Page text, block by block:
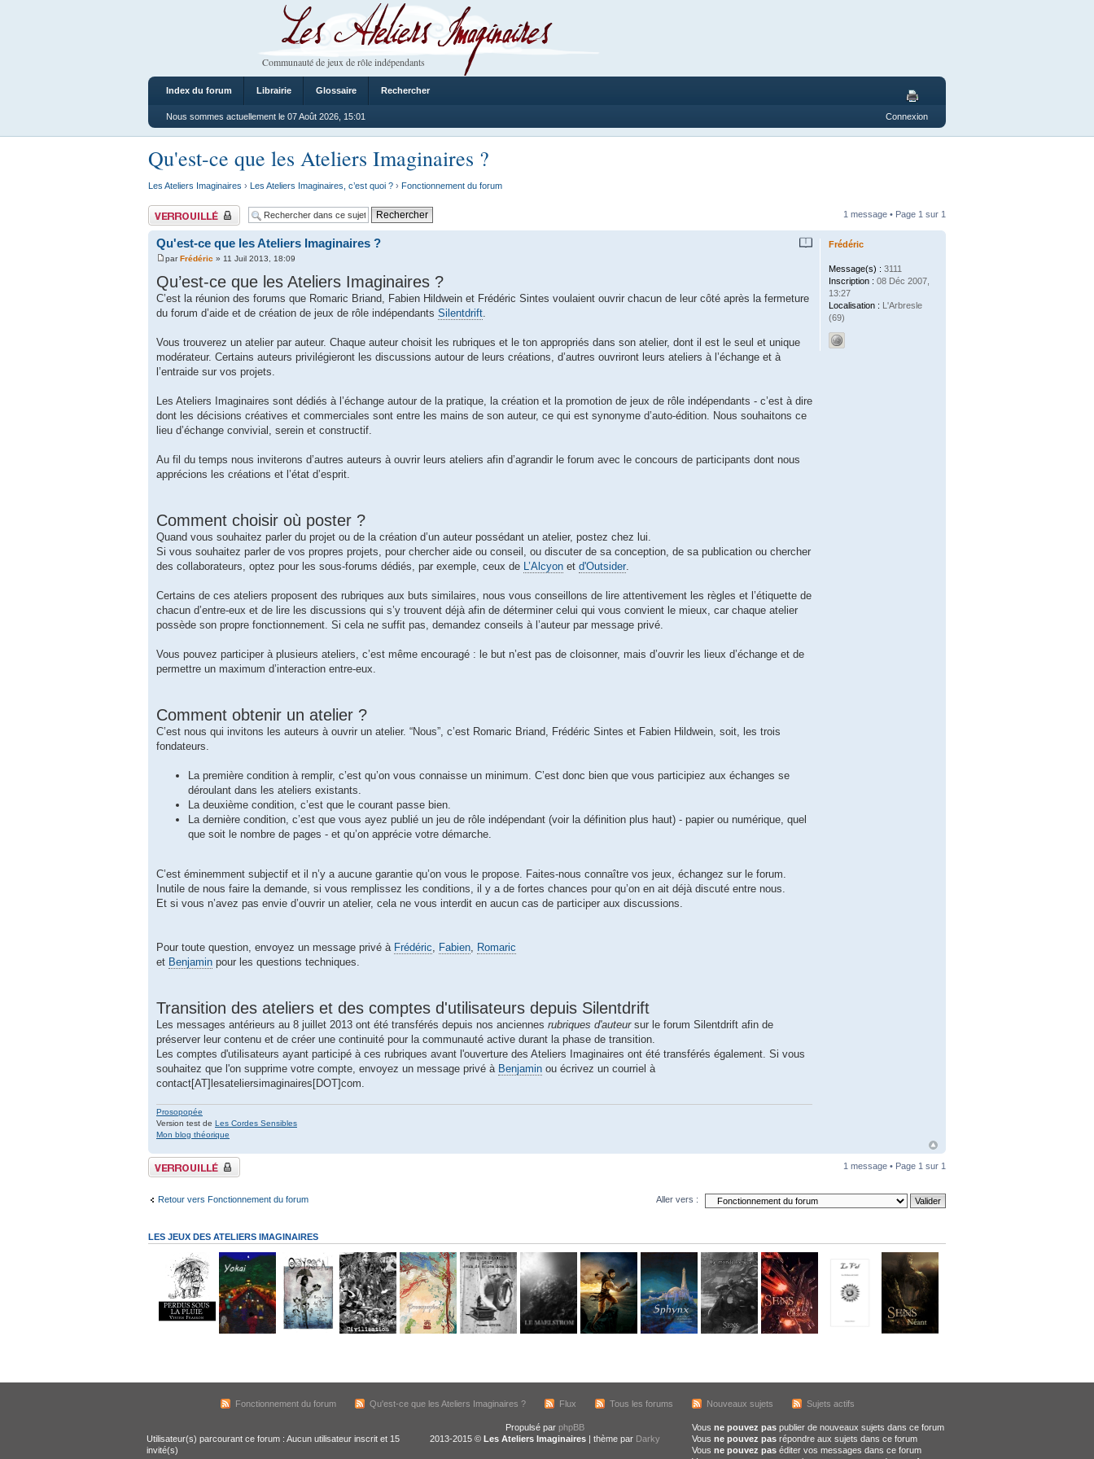
Les Ateliers Imaginaires
Communauté de jeux de rôle indépendants
Index du forum Librairie Glossaire Rechercher
Nous sommes actuellement le 07 Août 2026, 15:01 Connexion
Qu'est-ce que les Ateliers Imaginaires ?
Les Ateliers Imaginaires › Les Ateliers Imaginaires, c’est quoi ? › Fonctionnement du forum
Sujet verrouillé 1 message • Page 1 sur 1
Qu'est-ce que les Ateliers Imaginaires ?
parFrédéric » 11 Juil 2013, 18:09
Qu’est-ce que les Ateliers Imaginaires ?
C’est la réunion des forums que Romaric Briand, Fabien Hildwein et Frédéric Sintes voulaient ouvrir chacun de leur côté après la fermeture
du forum d’aide et de création de jeux de rôle indépendants Silentdrift.
Vous trouverez un atelier par auteur. Chaque auteur choisit les rubriques et le ton appropriés dans son atelier, dont il est le seul et unique
modérateur. Certains auteurs privilégieront les discussions autour de leurs créations, d’autres ouvriront leurs ateliers à l’échange et à
l’entraide sur vos projets.
Les Ateliers Imaginaires sont dédiés à l’échange autour de la pratique, la création et la promotion de jeux de rôle indépendants - c’est à dire
dont les décisions créatives et commerciales sont entre les mains de son auteur, ce qui est synonyme d’auto-édition. Nous souhaitons ce
lieu d’échange convivial, serein et constructif.
Au fil du temps nous inviterons d’autres auteurs à ouvrir leurs ateliers afin d’agrandir le forum avec le concours de participants dont nous
apprécions les créations et l’état d’esprit.
Comment choisir où poster ?
Quand vous souhaitez parler du projet ou de la création d’un auteur possédant un atelier, postez chez lui.
Si vous souhaitez parler de vos propres projets, pour chercher aide ou conseil, ou discuter de sa conception, de sa publication ou chercher
des collaborateurs, optez pour les sous-forums dédiés, par exemple, ceux de L’Alcyon et d'Outsider.
Certains de ces ateliers proposent des rubriques aux buts similaires, nous vous conseillons de lire attentivement les règles et l’étiquette de
chacun d’entre-eux et de lire les discussions qui s’y trouvent déjà afin de déterminer celui qui vous convient le mieux, car chaque atelier
possède son propre fonctionnement. Si cela ne suffit pas, demandez conseils à l’auteur par message privé.
Vous pouvez participer à plusieurs ateliers, c’est même encouragé : le but n’est pas de cloisonner, mais d’ouvrir les lieux d’échange et de
permettre un maximum d’interaction entre-eux.
Comment obtenir un atelier ?
C’est nous qui invitons les auteurs à ouvrir un atelier. “Nous”, c’est Romaric Briand, Frédéric Sintes et Fabien Hildwein, soit, les trois
fondateurs.
La première condition à remplir, c’est qu’on vous connaisse un minimum. C’est donc bien que vous participiez aux échanges se
déroulant dans les ateliers existants.
La deuxième condition, c’est que le courant passe bien.
La dernière condition, c’est que vous ayez publié un jeu de rôle indépendant (voir la définition plus haut) - papier ou numérique, quel
que soit le nombre de pages - et qu’on apprécie votre démarche.
C’est éminemment subjectif et il n’y a aucune garantie qu’on vous le propose. Faites-nous connaître vos jeux, échangez sur le forum.
Inutile de nous faire la demande, si vous remplissez les conditions, il y a de fortes chances pour qu’on en ait déjà discuté entre nous.
Et si vous n’avez pas envie d’ouvrir un atelier, cela ne vous interdit en aucun cas de participer aux discussions.
Pour toute question, envoyez un message privé à Frédéric, Fabien, Romaric
et Benjamin pour les questions techniques.
Transition des ateliers et des comptes d'utilisateurs depuis Silentdrift
Les messages antérieurs au 8 juillet 2013 ont été transférés depuis nos anciennes rubriques d'auteursur le forum Silentdrift afin de
préserver leur contenu et de créer une continuité pour la communauté active durant la phase de transition.
Les comptes d'utilisateurs ayant participé à ces rubriques avant l'ouverture des Ateliers Imaginaires ont été transférés également. Si vous
souhaitez que l'on supprime votre compte, envoyez un message privé à Benjamin ou écrivez un courriel à
contact[AT]lesateliersimaginaires[DOT]com.
Prosopopée
Version test de Les Cordes Sensibles
Mon blog théorique
Frédéric
Message(s) : 3111
Inscription : 08 Déc 2007,
13:27
Localisation : L'Arbresle
(69)
Sujet verrouillé 1 message • Page 1 sur 1
Retour vers Fonctionnement du forum Aller vers :
LES JEUX DES ATELIERS IMAGINAIRES
Fonctionnement du forum Qu'est-ce que les Ateliers Imaginaires ? Flux Tous les forums Nouveaux sujets Sujets actifs
Utilisateur(s) parcourant ce forum : Aucun utilisateur inscrit et 15
invité(s)
Vous ne pouvez paspublier de nouveaux sujets dans ce forum
Vous ne pouvez pasrépondre aux sujets dans ce forum
Vous ne pouvez paséditer vos messages dans ce forum
Propulsé par phpBB
2013-2015 © Les Ateliers Imaginaires | thème par Darky